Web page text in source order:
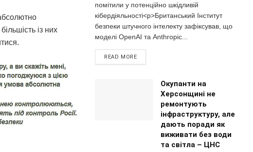
із них
помітили у потенційно шкідливій
кібердіяльності<p>Британський Інститут
безпеки штучного інтелекту зафіксував, що
моделі OpenAI та Anthropic...
READ MORE
Окупанти на
Херсонщині не
ремонтують
інфраструктуру, але
дають поради як
виживати без води
та світла – ЦНС